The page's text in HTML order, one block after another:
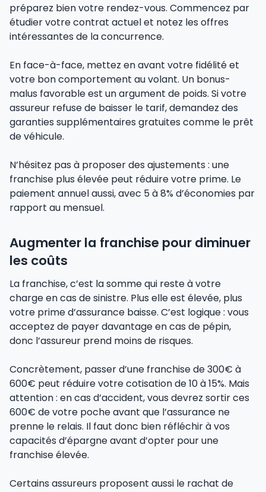
préparez bien votre rendez-vous. Commencez par
étudier votre contrat actuel et notez les offres
intéressantes de la concurrence.
En face-à-face, mettez en avant votre fidélité et
votre bon comportement au volant. Un bonus-
malus favorable est un argument de poids. Si votre
assureur refuse de baisser le tarif, demandez des
garanties supplémentaires gratuites comme le prêt
de véhicule.
N’hésitez pas à proposer des ajustements : une
franchise plus élevée peut réduire votre prime. Le
paiement annuel aussi, avec 5 à 8% d’économies par
rapport au mensuel.
Augmenter la franchise pour diminuer
les coûts
La franchise, c’est la somme qui reste à votre
charge en cas de sinistre. Plus elle est élevée, plus
votre prime d’assurance baisse. C’est logique : vous
acceptez de payer davantage en cas de pépin,
donc l’assureur prend moins de risques.
Concrètement, passer d’une franchise de 300€ à
600€ peut réduire votre cotisation de 10 à 15%. Mais
attention : en cas d’accident, vous devrez sortir ces
600€ de votre poche avant que l’assurance ne
prenne le relais. Il faut donc bien réfléchir à vos
capacités d’épargne avant d’opter pour une
franchise élevée.
Certains assureurs proposent aussi le rachat de